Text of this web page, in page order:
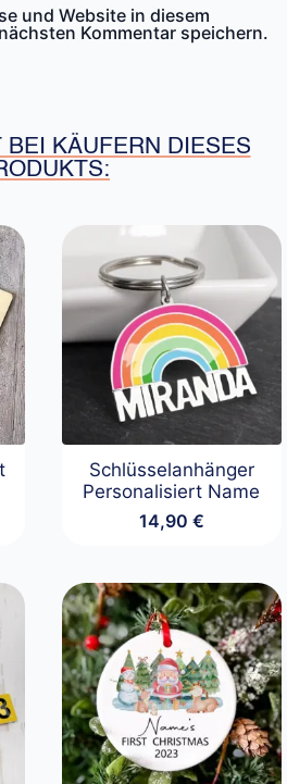
und Website in diesem
Kommentar speichern.
BEI KÄUFERN DIESES
Schlüsselanhänger
Personalisiert Name
14,90 €